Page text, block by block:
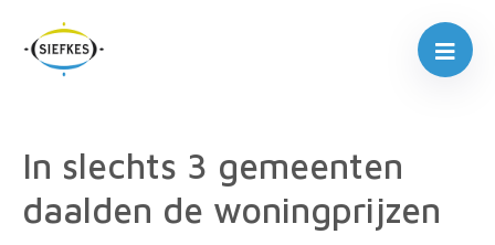
In slechts 3 gemeenten
daalden de woningprijzen